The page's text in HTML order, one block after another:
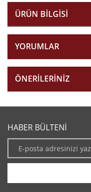
ÜRÜN BILGISI
YORUMLAR
ÖNERILERINIZ
HABER BÜLTENİ